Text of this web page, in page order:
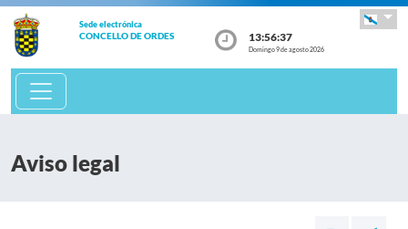
Sede electrónica
CONCELLO DE ORDES 13:56:37
Domingo 9 de agosto 2026
Aviso legal